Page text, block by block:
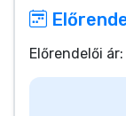
Előrendelői